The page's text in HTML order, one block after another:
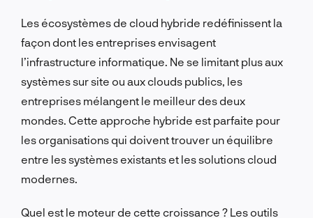
Les écosystèmes de cloud hybride redéfinissent la
façon dont les entreprises envisagent
l’infrastructure informatique. Ne se limitant plus aux
systèmes sur site ou aux clouds publics, les
entreprises mélangent le meilleur des deux
mondes. Cette approche hybride est parfaite pour
les organisations qui doivent trouver un équilibre
entre les systèmes existants et les solutions cloud
modernes.
Quel est le moteur de cette croissance ? Les outils